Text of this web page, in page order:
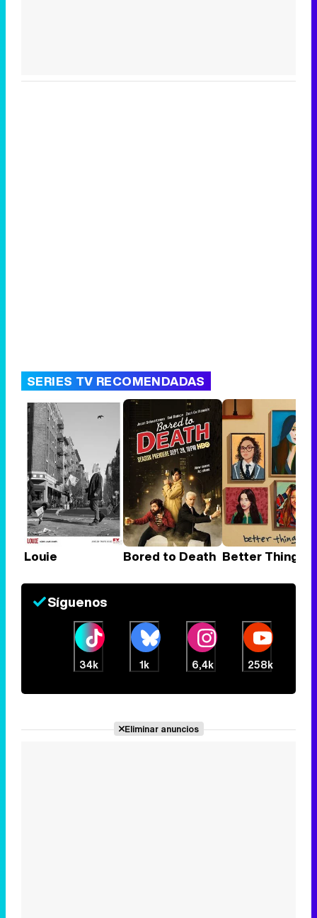
SERIES TV RECOMENDADAS
Louie Bored to Death Better Things
Síguenos
34k 1k 6,4k 258k
Eliminar anuncios